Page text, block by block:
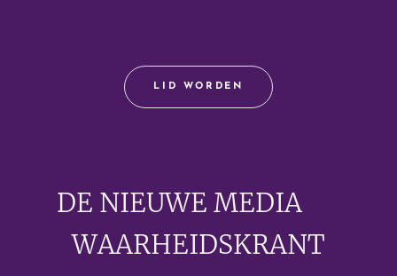
LID WORDEN
DE NIEUWE MEDIA🟣
WAARHEIDSKRANT